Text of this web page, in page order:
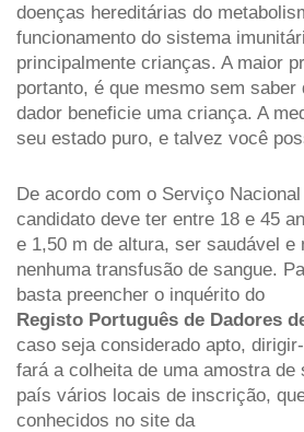
doenças hereditárias do
funcionamento do sistema
principalmente crianças. A maior
portanto, é que mesmo sem saber
dador beneficie uma criança. A
seu estado puro, e talvez você
De acordo com o Serviço
candidato deve ter entre 18 e 45
e 1,50 m de altura, ser saudável e
nenhuma transfusão de sangue.
basta preencher o inquérito do
Registo Português de Dadores
caso seja considerado apto,
fará a colheita de uma amostra de
país vários locais de inscrição,
conhecidos no site da